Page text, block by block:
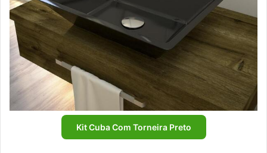
Kit Cuba Com Torneira Preto